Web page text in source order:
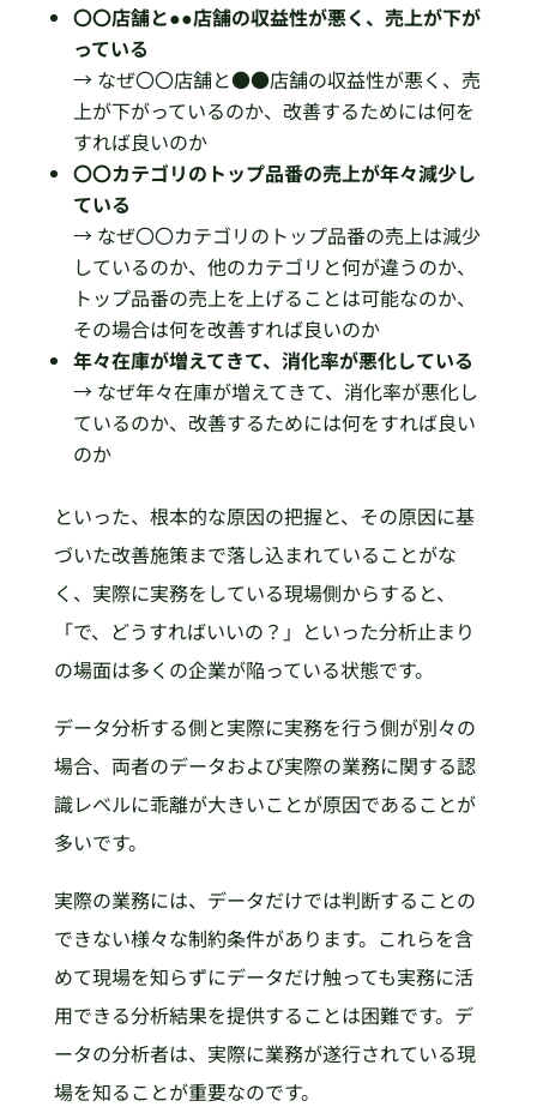
〇〇店舗と●●店舗の収益性が悪く、売上が下が
っている
→ なぜ〇〇店舗と●●店舗の収益性が悪く、売
上が下がっているのか、改善するためには何を
すれば良いのか
〇〇カテゴリのトップ品番の売上が年々減少し
ている
→ なぜ〇〇カテゴリのトップ品番の売上は減少
しているのか、他のカテゴリと何が違うのか、
トップ品番の売上を上げることは可能なのか、
その場合は何を改善すれば良いのか
年々在庫が増えてきて、消化率が悪化している
→ なぜ年々在庫が増えてきて、消化率が悪化し
ているのか、改善するためには何をすれば良い
のか
といった、根本的な原因の把握と、その原因に基
づいた改善施策まで落し込まれていることがな
く、実際に実務をしている現場側からすると、
「で、どうすればいいの？」といった分析止まり
の場面は多くの企業が陥っている状態です。
データ分析する側と実際に実務を行う側が別々の
場合、両者のデータおよび実際の業務に関する認
識レベルに乖離が大きいことが原因であることが
多いです。
実際の業務には、データだけでは判断することの
できない様々な制約条件があります。これらを含
めて現場を知らずにデータだけ触っても実務に活
用できる分析結果を提供することは困難です。デ
ータの分析者は、実際に業務が遂行されている現
場を知ることが重要なのです。